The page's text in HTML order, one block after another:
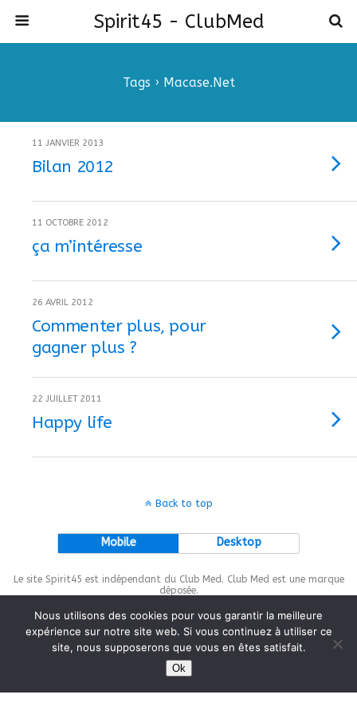
Spirit45 - ClubMed
Tags › Macase.net
11 JANVIER 2013
Bilan 2012
11 OCTOBRE 2012
ça m’intéresse
26 AVRIL 2012
Commenter plus, pour
gagner plus ?
22 JUILLET 2011
Happy life
Back to top
Mobile Desktop
Le site Spirit45 est indépendant du Club Med. Club Med est une marque
déposée.
This site is protected bywp-copyrightpro.com
Nous utilisons des cookies pour vous garantir la meilleure
expérience sur notre site web. Si vous continuez à utiliser ce
site, nous supposerons que vous en êtes satisfait.
Ok